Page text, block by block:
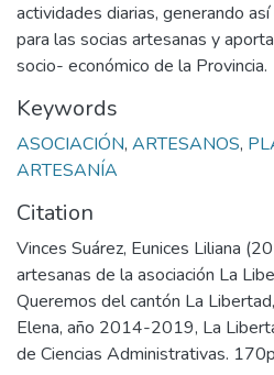
actividades diarias, generando
para las socias artesanas y
socio- económico de la Provincia.
Keywords
ASOCIACIÓN, ARTESANOS,
ARTESANÍA
Citation
Vinces Suárez, Eunices Liliana
artesanas de la asociación La
Queremos del cantón La
Elena, año 2014-2019, La
de Ciencias Administrativas.